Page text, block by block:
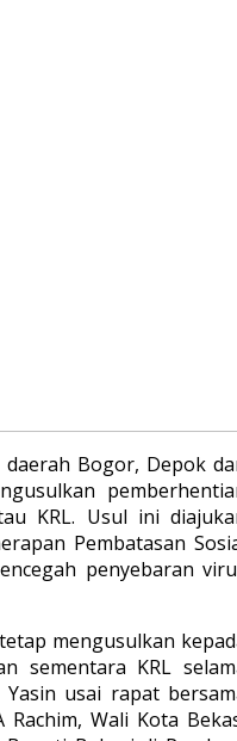
daerah Bogor, Depok
KRL. Usul ini
Pembatasan
penyebaran
mengusulkan
sementara KRL
usai rapat
Wali Kota